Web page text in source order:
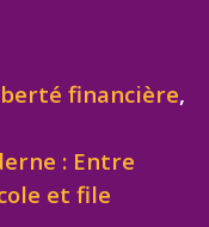
financière,
: Entre
et file